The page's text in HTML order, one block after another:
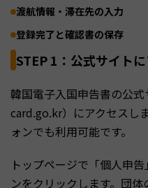
渡航情報・滞在先の入力
登録完了と確認書の保存
STEP 1：公式サイト
韓国電子入国申告書の公
card.go.kr）にアクセスし
ォンでも利用可能です。
トップページで「個人申
ンをクリックします。団